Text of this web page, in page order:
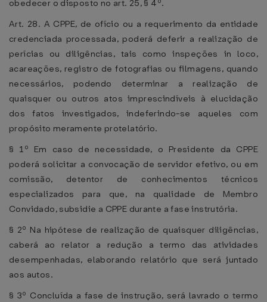
obedecer o disposto no art. 25, § 4º.
Art. 28. A CPPE, de ofício ou a requerimento da entidade
credenciada processada, poderá deferir a realização de
perícias ou diligências, tais como inspeções in loco,
acareações, registro de fotografias ou filmagens, quando
necessários, podendo determinar a realização de
quaisquer ou outros atos imprescindíveis à elucidação
dos fatos investigados, indeferindo-se aqueles com
propósito meramente protelatório.
§ 1º Em caso de necessidade, o Presidente da CPPE
poderá solicitar a convocação de servidor efetivo, ou em
comissão, detentor de conhecimentos técnicos
especializados para que, na qualidade de Membro
Convidado, subsidie a CPPE durante a fase instrutória.
§ 2º Na hipótese de realização de quaisquer diligências,
caberá ao relator a redução a termo das atividades
desempenhadas, elaborando relatório que será juntado
aos autos.
§ 3º Concluída a fase de instrução, será lavrado o termo